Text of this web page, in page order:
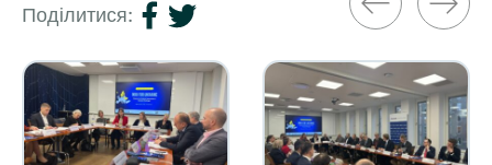
Поділитися: